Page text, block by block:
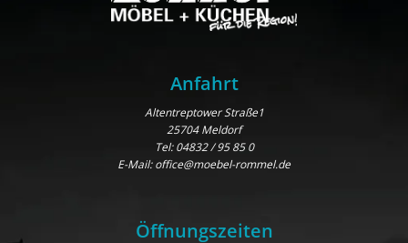
Anfahrt
Altentreptower Straße1
25704 Meldorf
Tel:04832 / 95 85 0
E-Mail:office@moebel-rommel.de
Öffnungszeiten